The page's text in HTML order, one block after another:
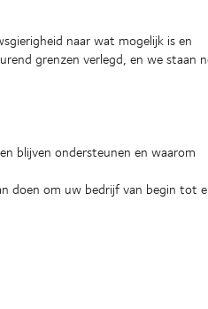
naar wat mogelijk is en
grenzen verlegd, en we staan
blijven ondersteunen en waarom
doen om uw bedrijf van begin tot